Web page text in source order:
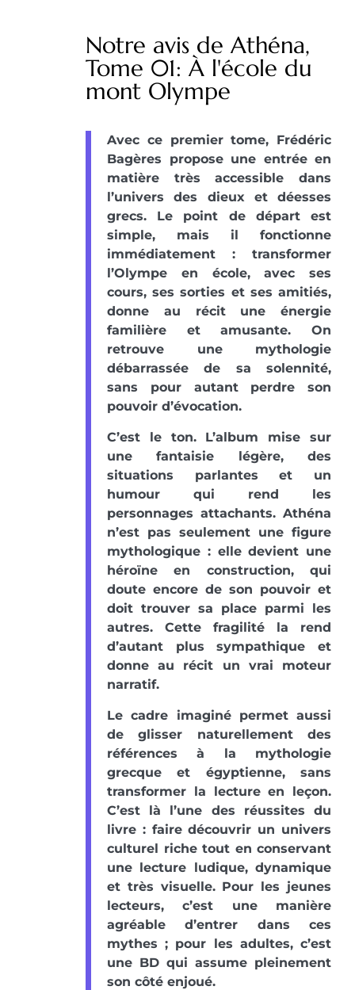
Notre avis de Athéna,
Tome 01: À l'école du
mont Olympe
Avec ce premier tome, Frédéric
Bagères propose une entrée en
matière très accessible dans
l’univers des dieux et déesses
grecs. Le point de départ est
simple, mais il fonctionne
immédiatement : transformer
l’Olympe en école, avec ses
cours, ses sorties et ses amitiés,
donne au récit une énergie
familière et amusante. On
retrouve une mythologie
débarrassée de sa solennité,
sans pour autant perdre son
pouvoir d’évocation.
C’est le ton. L’album mise sur
une fantaisie légère, des
situations parlantes et un
humour qui rend les
personnages attachants. Athéna
n’est pas seulement une figure
mythologique : elle devient une
héroïne en construction, qui
doute encore de son pouvoir et
doit trouver sa place parmi les
autres. Cette fragilité la rend
d’autant plus sympathique et
donne au récit un vrai moteur
narratif.
Le cadre imaginé permet aussi
de glisser naturellement des
références à la mythologie
grecque et égyptienne, sans
transformer la lecture en leçon.
C’est là l’une des réussites du
livre : faire découvrir un univers
culturel riche tout en conservant
une lecture ludique, dynamique
et très visuelle. Pour les jeunes
lecteurs, c’est une manière
agréable d’entrer dans ces
mythes ; pour les adultes, c’est
une BD qui assume pleinement
son côté enjoué.